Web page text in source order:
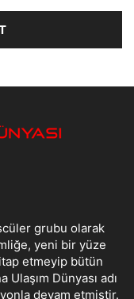
grubu olarak
yeni bir yüze
etmeyip bütün
Dünyası adı
devam etmiştir.